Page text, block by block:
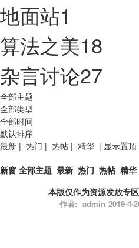
地面站1
算法之美18
杂言讨论27
全部主题
全部类型
全部时间
默认排序
最新 | 热门 | 热帖 | 精华 | 显示置顶
新窗 全部主题 最新 热门 热帖 精华
本版仅作为资源发放专
作者: admin 2019-4-